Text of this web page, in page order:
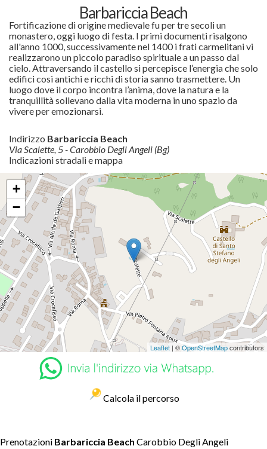
Barbariccia Beach
Fortificazione di origine medievale fu per tre secoli un
monastero, oggi luogo di festa. I primi documenti risalgono
all'anno 1000, successivamente nel 1400 i frati carmelitani vi
realizzarono un piccolo paradiso spirituale a un passo dal
cielo. Attraversando il castello si percepisce l’energia che solo
edifici così antichi e ricchi di storia sanno trasmettere. Un
luogo dove il corpo incontra l’anima, dove la natura e la
tranquillità sollevano dalla vita moderna in uno spazio da
vivere per emozionarsi.
Indirizzo Barbariccia Beach
Via Scalette, 5 - Carobbio Degli Angeli (Bg)
Indicazioni stradali e mappa
+
−
Leaflet | ©OpenStreetMapcontributors
Calcola il percorso
Prenotazioni Barbariccia Beach Carobbio Degli Angeli